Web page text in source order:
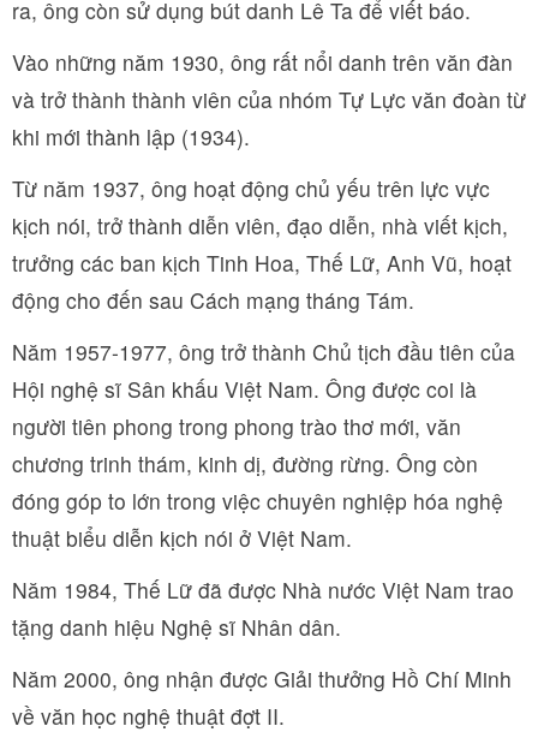
ra, ông còn sử dụng bút danh Lê Ta để viết báo.
Vào những năm 1930, ông rất nổi danh trên văn đàn
và trở thành thành viên của nhóm Tự Lực văn đoàn từ
khi mới thành lập (1934).
Từ năm 1937, ông hoạt động chủ yếu trên lực vực
kịch nói, trở thành diễn viên, đạo diễn, nhà viết kịch,
trưởng các ban kịch Tinh Hoa, Thế Lữ, Anh Vũ, hoạt
động cho đến sau Cách mạng tháng Tám.
Năm 1957-1977, ông trở thành Chủ tịch đầu tiên của
Hội nghệ sĩ Sân khấu Việt Nam. Ông được coi là
người tiên phong trong phong trào thơ mới, văn
chương trinh thám, kinh dị, đường rừng. Ông còn
đóng góp to lớn trong việc chuyên nghiệp hóa nghệ
thuật biểu diễn kịch nói ở Việt Nam.
Năm 1984, Thế Lữ đã được Nhà nước Việt Nam trao
tặng danh hiệu Nghệ sĩ Nhân dân.
Năm 2000, ông nhận được Giải thưởng Hồ Chí Minh
về văn học nghệ thuật đợt II.